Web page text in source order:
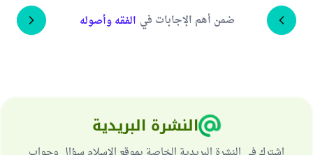
ضمن أهم الإجابات في الفقه وأصوله
النشرة البريدية